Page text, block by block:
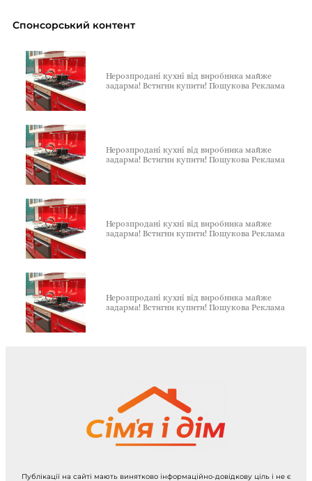
Спонсорський контент
Нерозпродані кухні від виробника майже
задарма! Встигни купити! Пошукова Реклама
Нерозпродані кухні від виробника майже
задарма! Встигни купити! Пошукова Реклама
Нерозпродані кухні від виробника майже
задарма! Встигни купити! Пошукова Реклама
Нерозпродані кухні від виробника майже
задарма! Встигни купити! Пошукова Реклама
Публікації на сайті мають винятково інформаційно-довідкову ціль і не є